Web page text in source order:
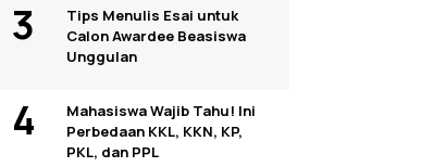
Tips Menulis Esai untuk
Calon Awardee Beasiswa
Unggulan
Mahasiswa Wajib Tahu! Ini
Perbedaan KKL, KKN, KP,
PKL, dan PPL